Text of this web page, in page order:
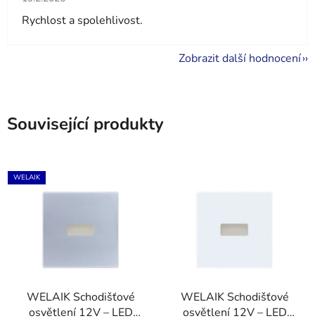
Rychlost a spolehlivost.
Zobrazit další hodnocení
Související produkty
WELAIK
WELAIK Schodišťové
osvětlení 12V – LED
WELAIK Schodišťové
osvětlení 12V – LED